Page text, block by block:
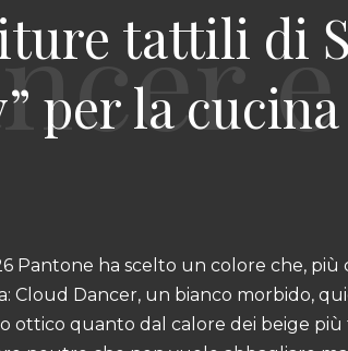
tattili di
per la cucina
Pantone ha scelto un colore che,
Cloud Dancer, un bianco morbido,
ottico quanto dal calore dei beige più